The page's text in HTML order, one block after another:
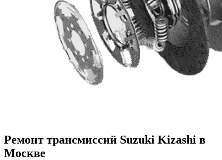
Ремонт трансмиссий Suzuki Kizashi в
Москве